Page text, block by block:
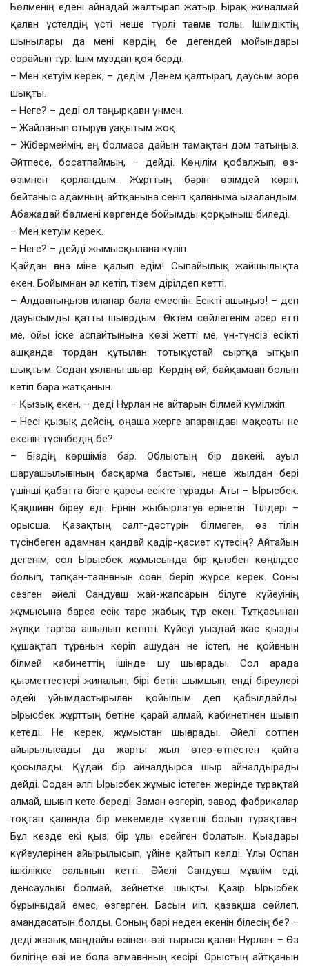
Бөлменің едені айнадай жалтырап жатыр. Бірақ жиналмай
қалған үстелдің үсті неше түрлі тағамға толы. Ішімдіктің
шынылары да мені көрдің бе дегендей мойындары
сорайып тұр. Ішім мұздап қоя берді.
– Мен кетуім керек, – дедім. Денем қалтырап, даусым зорға
шықты.
– Неге? – деді ол таңырқаған үнмен.
– Жайланып отыруға уақытым жоқ.
– Жібермеймін, ең болмаса дайын тамақтан дәм татыңыз.
Әйтпесе, босатпаймын, – дейді. Көңілім қобалжып, өз-
өзімнен қорландым. Жұрттың бәрін өзімдей көріп,
бейтаныс адамның айтқанына сеніп қалғаныма ызаландым.
Абажадай бөлмені көргенде бойымды қорқыныш биледі.
– Мен кетуім керек.
– Неге? – дейді жымысқылана күліп.
Қайдан ғана міне қалып едім! Сыпайылық жайшылықта
екен. Бойымнан әл кетіп, тізем дірілдеп кетті.
– Алдағаныңызға иланар бала емеспін. Есікті ашыңыз! – деп
дауысымды қатты шығардым. Өктем сөйлегенім әсер етті
ме, ойы іске аспайтынына көзі жетті ме, үн-түнсіз есікті
ашқанда тордан құтылған тотықұстай сыртқа ытқып
шықтым. Содан ұялғаны шығар. Көрдің ғой, байқамаған болып
кетіп бара жатқанын.
– Қызық екен, – деді Нұрлан не айтарын білмей күмілжіп.
– Несі қызық дейсің, оңаша жерге апарғандағы мақсаты не
екенін түсінбедің бе?
– Біздің көршіміз бар. Облыстың бір дөкейі, ауыл
шаруашылығының басқарма бастығы, неше жылдан бері
үшінші қабатта бізге қарсы есікте тұрады. Аты – Ырысбек.
Қақшиған біреу еді. Ернін жыбырлатуға ерінетін. Тілдері –
орысша. Қазақтың салт-дәстүрін білмеген, өз тілін
түсінбеген адамнан қандай қадір-қасиет күтесің? Айтайын
дегенім, сол Ырысбек жұмысында бір қызбен көңілдес
болып, тапқан-таянғанын соған беріп жүрсе керек. Соны
сезген әйелі Сандуғаш жай-жапсарын білуге күйеуінің
жұмысына барса есік тарс жабық тұр екен. Тұтқасынан
жұлқи тартса ашылып кетіпті. Күйеуі уыздай жас қызды
құшақтап тұрғанын көріп ашудан не істеп, не қойғанын
білмей кабинеттің ішінде шу шығарады. Сол арада
қызметтестері жиналып, бірі бетін шымшып, енді біреулері
әдейі ұйымдастырылған қойылым деп қабылдайды.
Ырысбек жұрттың бетіне қарай алмай, кабинетінен шығып
кетеді. Не керек, жұмыстан шығарады. Әйелі сотпен
айырылысады да жарты жыл өтер-өтпестен қайта
қосылады. Құдай бір айналдырса шыр айналдырады
дейді. Содан әлгі Ырысбек жұмыс істеген жерінде тұрақтай
алмай, шығып кете береді. Заман өзгеріп, завод-фабрикалар
тоқтап қалғанда бір мекемеде күзетші болып тұрақтаған.
Бұл кезде екі қыз, бір ұлы есейген болатын. Қыздары
күйеулерінен айырылысып, үйіне қайтып келді. Ұлы Оспан
ішкілікке салынып кетті. Әйелі Сандуғаш мұғалім еді,
денсаулығы болмай, зейнетке шықты. Қазір Ырысбек
бұрынғыдай емес, өзгерген. Басын иіп, қазақша сөйлеп,
амандасатын болды. Соның бәрі неден екенін білесің бе? –
деді жазық маңдайы өзінен-өзі тырыса қалған Нұрлан. – Өз
билігіңе өзі ие бола алмағанның кесірі. Орыстың айтқанын